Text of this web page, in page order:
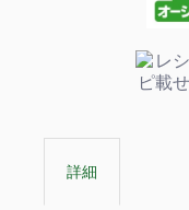
詳細